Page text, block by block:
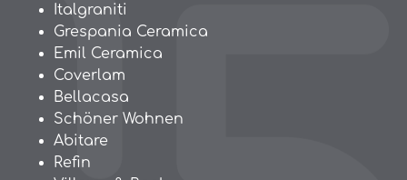
Italgraniti
Grespania Ceramica
Emil Ceramica
Coverlam
Bellacasa
Schöner Wohnen
Abitare
Refin